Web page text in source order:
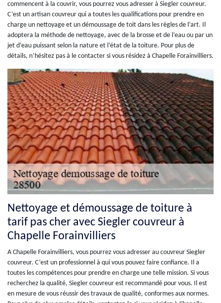
commencent à la couvrir, vous pourrez vous adresser à Siegler couvreur.
C’est un artisan couvreur qui a toutes les qualifications pour prendre en
charge un nettoyage et un démoussage de toit dans les règles de l’art. Il
adoptera la méthode de nettoyage, avec de la brosse et de l’eau ou par un
jet d’eau puissant selon la nature et l’état de la toiture. Pour plus de
détails, n’hésitez pas à le contacter si vous résidez à Chapelle Forainvilliers.
Nettoyage et démoussage de toiture à
tarif pas cher avec Siegler couvreur à
Chapelle Forainvilliers
A Chapelle Forainvilliers, vous pourrez vous adresser au couvreur Siegler
couvreur. C’est un professionnel à qui vous pouvez faire confiance. Il a
toutes les compétences pour prendre en charge une telle mission. Si vous
recherchez la qualité, Siegler couvreur est recommandé pour vous. Il est
en mesure de vous réussir des travaux de qualité, conformes aux normes.